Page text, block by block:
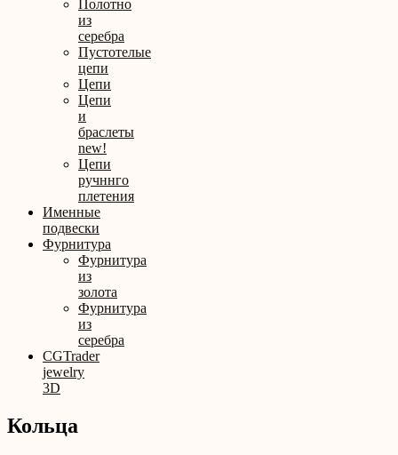
Полотно
из
серебра
Пустотелые
цепи
Цепи
Цепи
и
браслеты
new!
Цепи
ручннго
плетения
Именные
подвески
Фурнитура
Фурнитура
из
золота
Фурнитура
из
серебра
CGTrader
jewelry
3D
Кольца